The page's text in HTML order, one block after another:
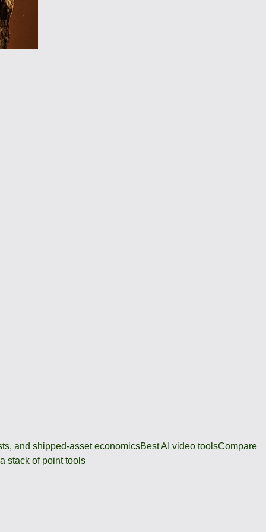
and shipped-asset economicsBest AI video toolsCompare
stack of point tools